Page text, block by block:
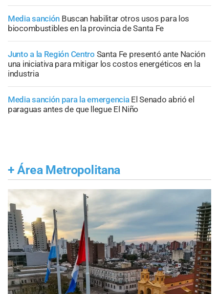
Media sanción Buscan habilitar otros usos para los
biocombustibles en la provincia de Santa Fe
Junto a la Región Centro Santa Fe presentó ante Nación
una iniciativa para mitigar los costos energéticos en la
industria
Media sanción para la emergencia El Senado abrió el
paraguas antes de que llegue El Niño
+ Área Metropolitana